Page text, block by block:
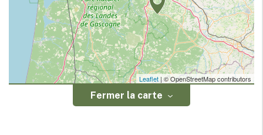
Leaflet | © OpenStreetMap contributors
Fermer la carte